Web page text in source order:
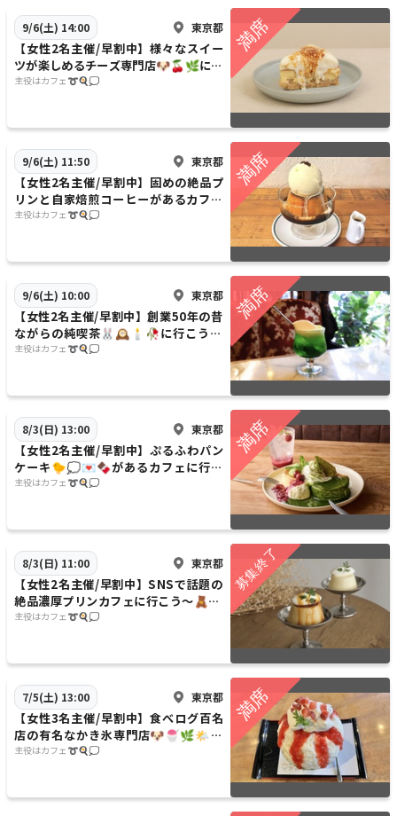
9/6(土) 14:00 東京都
【女性2名主催/早割中】様々なスイー
ツが楽しめるチーズ専門店🐶🍒🌿に行
こう〜🧀🧀20代30代限定
主役はカフェ➰🍳💭
9/6(土) 11:50 東京都
【女性2名主催/早割中】固めの絶品プ
リンと自家焙煎コーヒーがあるカフェ
に行こう〜🐷🐷💐🌱20代30代限定
主役はカフェ➰🍳💭
9/6(土) 10:00 東京都
【女性2名主催/早割中】創業50年の昔
ながらの純喫茶🐰🕰️🕯️🥀に行こう〜
🍃🍃20代30代限定
主役はカフェ➰🍳💭
8/3(日) 13:00 東京都
【女性2名主催/早割中】ぷるふわパン
ケーキ🐤💭💌🍫があるカフェに行こ
う〜🌿🌿20代30代限定
主役はカフェ➰🍳💭
8/3(日) 11:00 東京都
【女性2名主催/早割中】SNSで話題の
絶品濃厚プリンカフェに行こう〜🧸🧺
🌿🌈20代30代限定
主役はカフェ➰🍳💭
7/5(土) 13:00 東京都
【女性3名主催/早割中】食べログ百名
店の有名なかき氷専門店🐶🍧🌿🌤️に
行こう〜✨✨20代30代限定
主役はカフェ➰🍳💭